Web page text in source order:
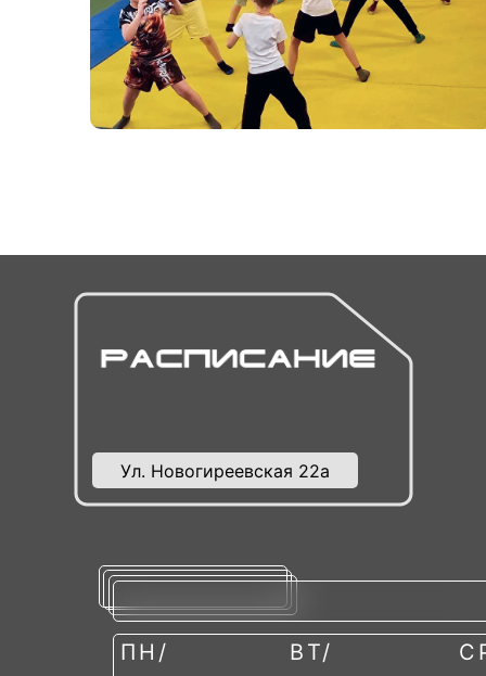
ПН/ ВТ/
Ул. Новогиреевская 22а